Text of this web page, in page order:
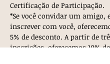
Certificação de Participação.
*Se você convidar um amigo,
inscrever com você,
5% de desconto. A partir de
inscrições, oferecemos 10%